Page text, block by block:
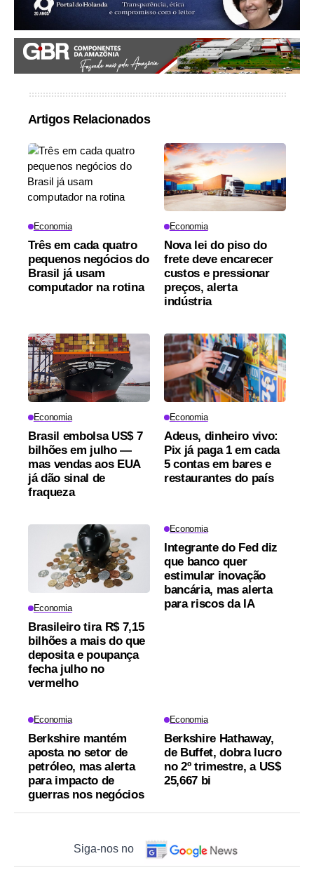
Artigos Relacionados
Economia
Três em cada quatro
pequenos negócios do
Brasil já usam
computador na rotina
Economia
Nova lei do piso do
frete deve encarecer
custos e pressionar
preços, alerta
indústria
Economia
Brasil embolsa US$ 7
bilhões em julho —
mas vendas aos EUA
já dão sinal de
fraqueza
Economia
Adeus, dinheiro vivo:
Pix já paga 1 em cada
5 contas em bares e
restaurantes do país
Economia
Brasileiro tira R$ 7,15
bilhões a mais do que
deposita e poupança
fecha julho no
vermelho
Economia
Integrante do Fed diz
que banco quer
estimular inovação
bancária, mas alerta
para riscos da IA
Economia
Berkshire mantém
aposta no setor de
petróleo, mas alerta
para impacto de
guerras nos negócios
Economia
Berkshire Hathaway,
de Buffet, dobra lucro
no 2º trimestre, a US$
25,667 bi
Siga-nos no